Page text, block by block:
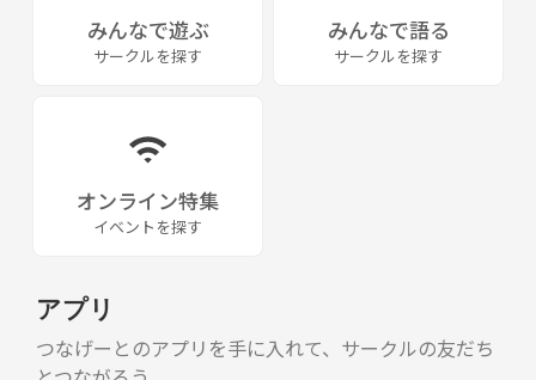
みんなで遊ぶ
サークルを探す
みんなで語る
サークルを探す
オンライン特集
イベントを探す
アプリ
つなげーとのアプリを手に入れて、サークルの友だち